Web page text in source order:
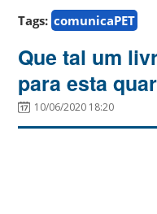
Tags: comunicaPET
Que tal um
para esta
10/06/2020 18:20